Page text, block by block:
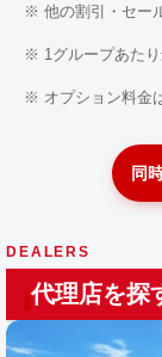
※ 他の割引・セー
※ 1グループあた
※ オプション料金
同
DEALERS
代理店を探